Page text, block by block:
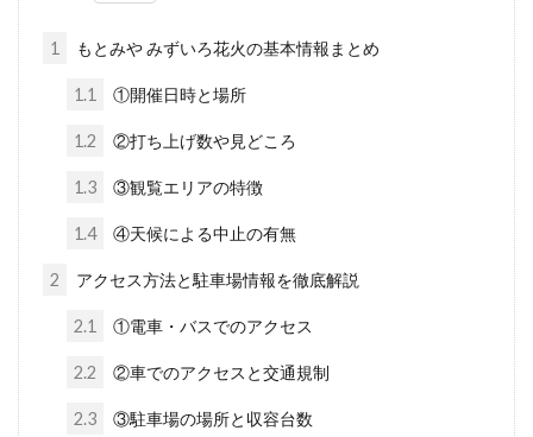
1 もとみや みずいろ花火の基本情報まとめ
1.1 ①開催日時と場所
1.2 ②打ち上げ数や見どころ
1.3 ③観覧エリアの特徴
1.4 ④天候による中止の有無
2 アクセス方法と駐車場情報を徹底解説
2.1 ①電車・バスでのアクセス
2.2 ②車でのアクセスと交通規制
2.3 ③駐車場の場所と収容台数